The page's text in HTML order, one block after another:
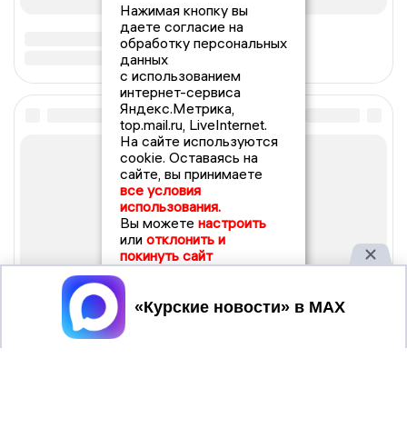
Нажимая кнопку вы
даете согласие на
обработку персональных
данных
с использованием
интернет-сервиса
Яндекс.Метрика,
top.mail.ru, LiveInternet.
На сайте используются
cookie. Оставаясь на
сайте, вы принимаете
все условия
использования.
Вы можете настроить
или отклонить и
покинуть сайт
Принять